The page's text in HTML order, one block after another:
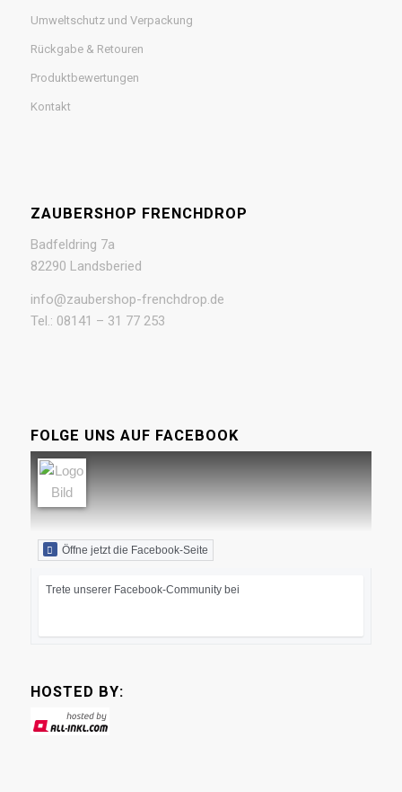
Umweltschutz und Verpackung
Rückgabe & Retouren
Produktbewertungen
Kontakt
ZAUBERSHOP FRENCHDROP
Badfeldring 7a
82290 Landsberied
info@zaubershop-frenchdrop.de
Tel.: 08141 – 31 77 253
FOLGE UNS AUF FACEBOOK
Öffne jetzt die Facebook-Seite
Trete unserer Facebook-Community bei
HOSTED BY: